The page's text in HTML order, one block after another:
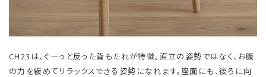
CH23は、ぐーっと反った背もたれが特徴。直立の姿勢ではなく、お腹
の力を緩めてリラックスできる姿勢になれます。座面にも、後ろに向